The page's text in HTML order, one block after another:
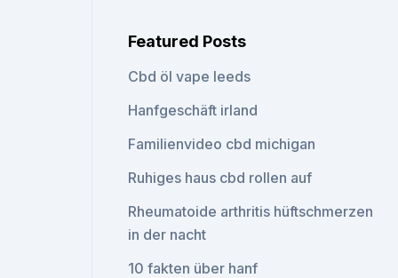
Featured Posts
Cbd öl vape leeds
Hanfgeschäft irland
Familienvideo cbd michigan
Ruhiges haus cbd rollen auf
Rheumatoide arthritis hüftschmerzen
in der nacht
10 fakten über hanf